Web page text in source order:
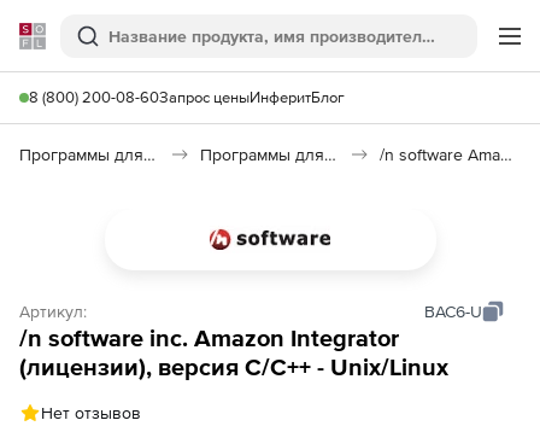
Softline
Поиск
8 (800) 200-08-60Запрос ценыИнферитБлог
Программы для программирования Программы для разработки ПО /n software Amazon Integrator
Артикул: BAC6-U
/n software inc. Amazon Integrator
(лицензии), версия C/C++ - Unix/Linux
Нет отзывов